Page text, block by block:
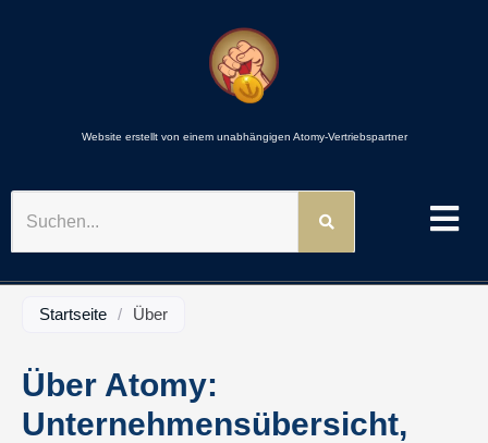
Website erstellt von einem unabhängigen Atomy-Vertriebspartner
SUCHEN
Startseite / Über
Über Atomy:
Unternehmensübersicht,